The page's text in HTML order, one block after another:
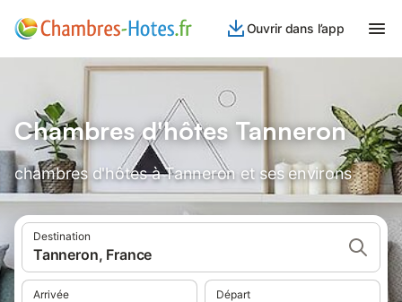
Ouvrir dans l’app
Chambres d'hôtes Tanneron
chambres d'hôtes à Tanneron et ses environs
Destination
Tanneron, France
Arrivée Départ